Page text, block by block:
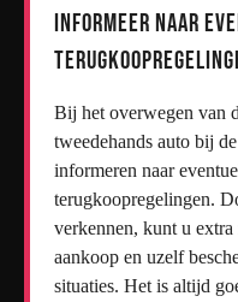
Informeer naar
Bij het overwegen van
tweedehands auto bij
informeren naar
terugkoopregelingen.
verkennen, kunt u
aankoop en uzelf
situaties. Het is altijd